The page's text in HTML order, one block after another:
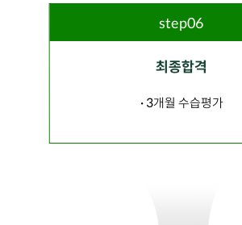
step06
최종합격
· 3개월 수습평가